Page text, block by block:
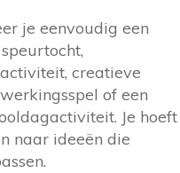
je eenvoudig een
creatieve
of een
Je hoeft
naar ideeën die